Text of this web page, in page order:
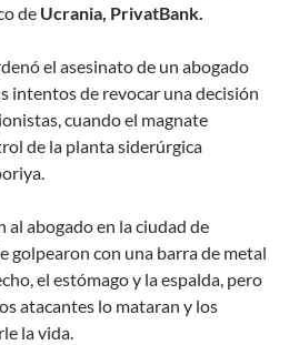
de Ucrania, PrivatBank.
el asesinato de un abogado
intentos de revocar una decisión
cuando el magnate
de la planta siderúrgica
al abogado en la ciudad de
golpearon con una barra de metal
el estómago y la espalda, pero
atacantes lo mataran y los
la vida.